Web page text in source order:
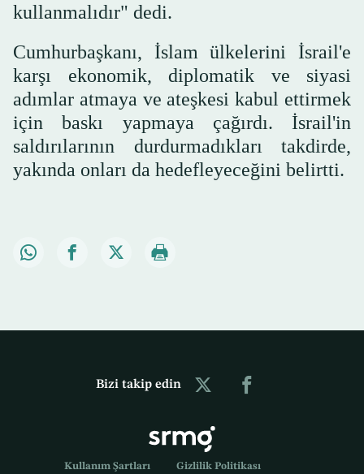
kullanmalıdır" dedi.
Cumhurbaşkanı, İslam ülkelerini İsrail'e
karşı ekonomik, diplomatik ve siyasi
adımlar atmaya ve ateşkesi kabul ettirmek
için baskı yapmaya çağırdı. İsrail'in
saldırılarının durdurmadıkları takdirde,
yakında onları da hedefleyeceğini belirtti.
Bizi takip edin
Kullanım Şartları Gizlilik Politikası